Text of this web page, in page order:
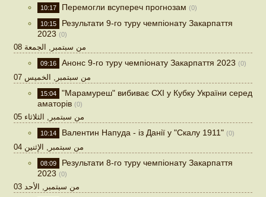
10:17 Перемогли всупереч прогнозам (0)
10:15
Результати 9-го туру чемпіонату Закарпаття
2023 (0)
08 من سبتمبر, الجمعة
09:16 Анонс 9-го туру чемпіонату Закарпаття 2023 (0)
07 من سبتمبر, الخميس
15:04
"Марамуреш" вибиває СХІ у Кубку України серед
аматорів (0)
05 من سبتمبر, الثلاثاء
10:14 Валентин Напуда - із Данії у "Скалу 1911" (0)
04 من سبتمبر, الإثنين
08:09
Результати 8-го туру чемпіонату Закарпаття
2023 (0)
03 من سبتمبر, الأحد